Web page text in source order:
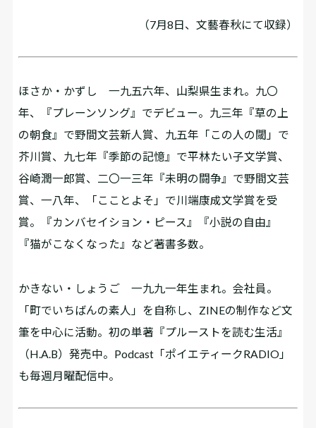
（7月8日、文藝春秋にて収録）
ほさか・かずし 一九五六年、山梨県生まれ。九〇
年、『プレーンソング』でデビュー。九三年『草の上
の朝食』で野間文芸新人賞、九五年「この人の閾」で
芥川賞、九七年『季節の記憶』で平林たい子文学賞、
谷崎潤一郎賞、二〇一三年『未明の闘争』で野間文芸
賞、一八年、「こことよそ」で川端康成文学賞を受
賞。『カンバセイション・ピース』『小説の自由』
『猫がこなくなった』など著書多数。
かきない・しょうご 一九九一年生まれ。会社員。
「町でいちばんの素人」を自称し、ZINEの制作など文
筆を中心に活動。初の単著『プルーストを読む生活』
（H.A.B）発売中。Podcast「ポイエティークRADIO」
も毎週月曜配信中。